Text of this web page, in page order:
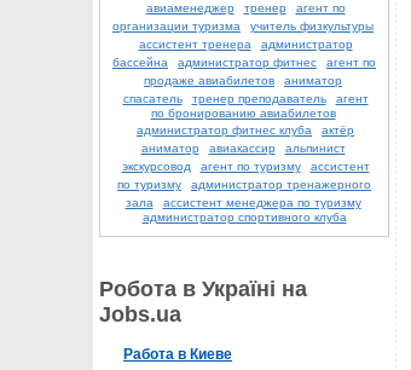
авиаменеджер
тренер
агент по
организации туризма
учитель физкультуры
ассистент тренера
администратор
бассейна
администратор фитнес
агент по
продаже авиабилетов
аниматор
спасатель
тренер преподаватель
агент
по бронированию авиабилетов
администратор фитнес клуба
актёр
аниматор
авиакассир
альпинист
экскурсовод
агент по туризму
ассистент
по туризму
администратор тренажерного
зала
ассистент менеджера по туризму
администратор спортивного клуба
Робота в Україні на
Jobs.ua
Работа в Киеве